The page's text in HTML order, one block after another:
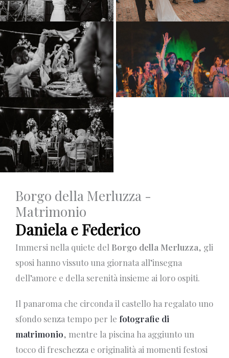
Borgo della Merluzza -
Matrimonio
Daniela e Federico
Immersi nella quiete del Borgo della Merluzza, gli
sposi hanno vissuto una giornata all’insegna
dell’amore e della serenità insieme ai loro ospiti.
Il panaroma che circonda il castello ha regalato uno
sfondo senza tempo per le fotografie di
matrimonio, mentre la piscina ha aggiunto un
tocco di freschezza e originalità ai momenti festosi